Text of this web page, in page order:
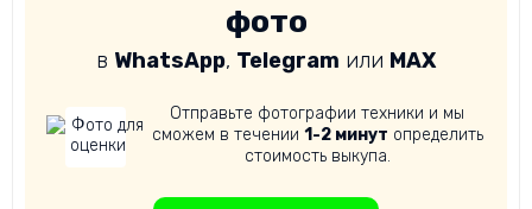
фото
в WhatsApp, Telegram или MAX
Отправьте фотографии техники и мы
сможем в течении 1-2 минут определить
стоимость выкупа.